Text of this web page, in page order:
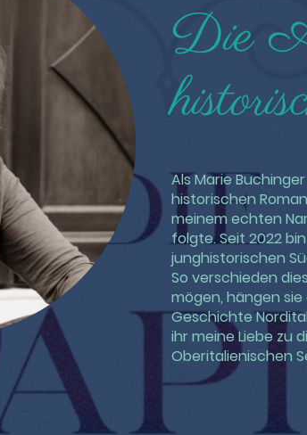
Die
Als Marie
historischen
meinem echten
folgte. Seit 2022
junghistorischen
So verschieden
mögen, hängen sie
Geschichte
ihr meine Liebe zu
Oberitalienischen